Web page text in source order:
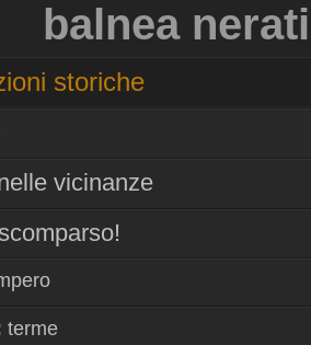
balnea
storiche
vicinanze
terme